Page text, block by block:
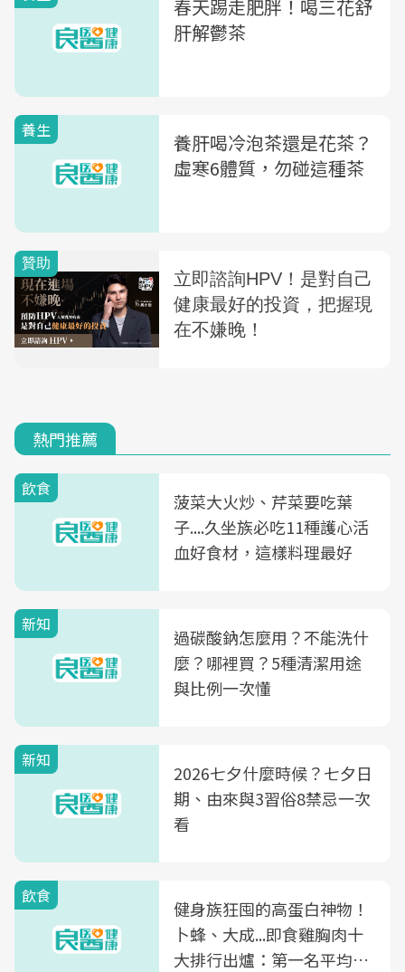
春天踢走肥胖！喝三花舒
肝解鬱茶
養生
養肝喝冷泡茶還是花茶？
虛寒6體質，勿碰這種茶
熱門推薦
飲食
菠菜大火炒、芹菜要吃葉
子....久坐族必吃11種護心活
血好食材，這樣料理最好
新知
過碳酸鈉怎麼用？不能洗什
麼？哪裡買？5種清潔用途
與比例一次懂
新知
2026七夕什麼時候？七夕日
期、由來與3習俗8禁忌一次
看
飲食
健身族狂囤的高蛋白神物！
卜蜂、大成...即食雞胸肉十
大排行出爐：第一名平均一